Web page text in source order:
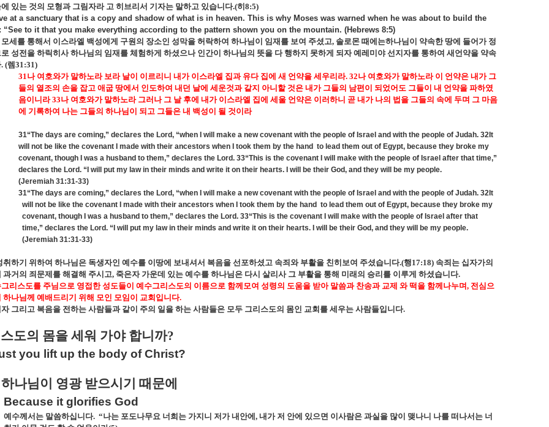
있는 것의 모형과 그림자라 고 히브리서 기자는 말하고 있습니다.(히 8:5)
at a sanctuary that is a copy and shadow of what is in heaven. This is why Moses was warned when he was about to build the
“See to it that you make everything according to the pattern shown you on the mountain. (Hebrews 8:5)
세를 통해서 이스라엘 백성에게 구원의 장소인 성막을 허락하여 하나님이 임재를 보여 주셨고, 솔로몬 때에는하나님이 약속한 땅에 들어가 정
성전을 하릭히사 하나님의 임재를 체험하게 하셨으나 인간이 하나님의 뜻을 다 행하지 못하게 되자 예레미야 선지자를 통하여 새언약을 약속
. (렘31:31)
31나 여호와가 말하노라 보라 날이 이르리니 내가 이스라엘 집과 유다 집에 새 언약을 세우리라. 32나 여호와가 말하노라 이 언약은 내가 그
들의 열조의 손을 잡고 애굽 땅에서 인도하여 내던 날에 세운것과 같지 아니할 것은 내가 그들의 남편이 되었어도 그들이 내 언약을 파하였
음이니라33나 여호와가 말하노라 그러나 그 날 후에 내가 이스라엘 집에 세울 언약은 이러하니 곧 내가 나의 법을 그들의 속에 두며 그 마음
에 기록하여 나는 그들의 하나님이 되고 그들은 내 백성이 될 것이라
31“The days are coming,” declares the Lord, “when I will make a new covenant with the people of Israel and with the people of Judah. 32It
will not be like the covenant I made with their ancestors when I took them by the hand to lead them out of Egypt, because they broke my
covenant, though I was a husband to them,” declares the Lord. 33“This is the covenant I will make with the people of Israel after that time,”
declares the Lord. “I will put my law in their minds and write it on their hearts. I will be their God, and they will be my people.
(Jeremiah 31:31-33)
31“The days are coming,” declares the Lord, “when I will make a new covenant with the people of Israel and with the people of Judah. 32It
will not be like the covenant I made with their ancestors when I took them by the hand to lead them out of Egypt, because they broke my
covenant, though I was a husband to them,” declares the Lord. 33“This is the covenant I will make with the people of Israel after that
time,” declares the Lord. “I will put my law in their minds and write it on their hearts. I will be their God, and they will be my people.
(Jeremiah 31:31-33)
취하기 위하여 하나님은 독생자인 예수를 이땅에 보내셔서 복음을 선포하셨고 속죄와 부활을 친히보여 주셨습니다.(행17:18) 속죄는 십자가의
과거의 죄문제를 해결해 주시고, 죽은자 가운데 있는 예수를 하나님은 다시 살리사 그 부활을 통해 미래의 승리를 이루게 하셨습니다.
리스도를 주님으로 영접한 성도들이 예수그리스도의 이름으로 함께모여 성령의 도움을 받아 말씀과 찬송과 교제 와 떡을 함께나누며 , 전심으
하나님께 예배드리기 위해 모인 모임이 교회입니다.
그리고 복음을 전하는 사람들과 같이 주의 일을 하는 사람들은 모두 그리스도의 몸인 교회를 세우는 사람들입니다.
도의 몸을 세워 가야 합니까?
you lift up the body of Christ?
하나님이 영광 받으시기 때문에
Because it glorifies God
예수께서는 말씀하십니다. “나는 포도나무요 너희는 가지니 저가 내안에 , 내가 저 안에 있으면 이사람은 과실을 많이 맺나니 나를 떠나서는 너